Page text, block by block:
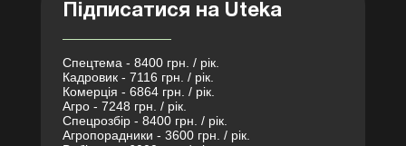
Підписатися на Uteka
Спецтема - 8400 грн. / рік.
Кадровик - 7116 грн. / рік.
Комерція - 6864 грн. / рік.
Агро - 7248 грн. / рік.
Спецрозбір - 8400 грн. / рік.
Агропорадники - 3600 грн. / рік.